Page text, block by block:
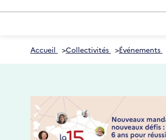
Accueil >Collectivités >Événements